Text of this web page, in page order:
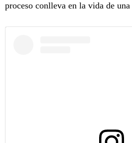
proceso conlleva en la vida de una